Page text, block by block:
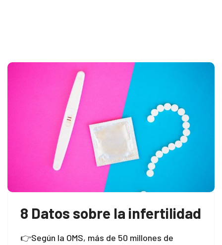
8 Datos sobre la infertilidad
👉Según la OMS, más de 50 millones de